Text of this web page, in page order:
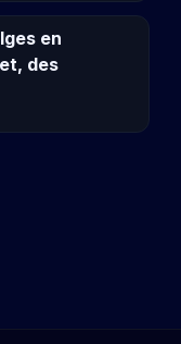
en
des